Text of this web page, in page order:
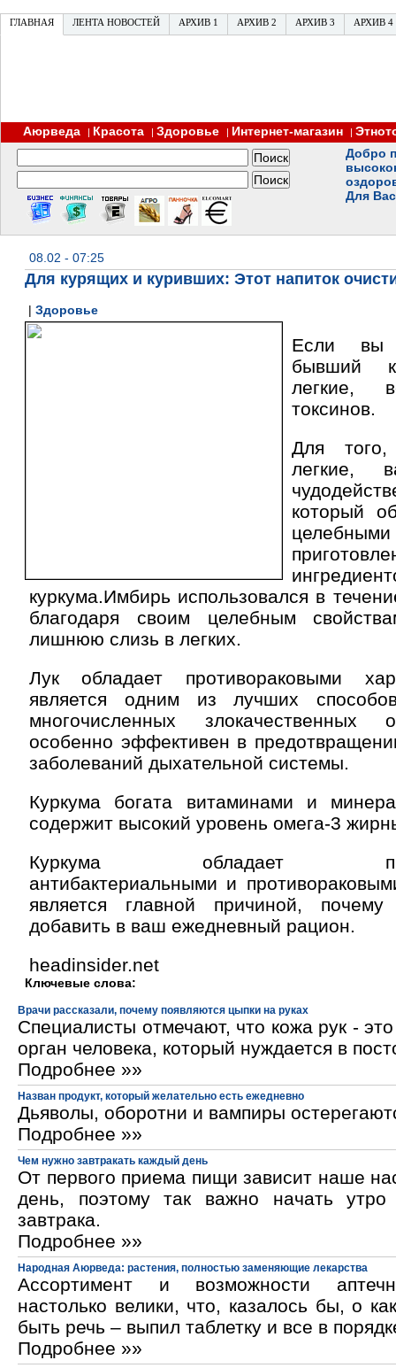
ГЛАВНАЯ ЛЕНТА НОВОСТЕЙ АРХИВ 1 АРХИВ 2 АРХИВ 3 АРХИВ 4
Аюрведа | Красота | Здоровье | Интернет-магазин |
Добро
Для
08.02 - 07:25
Для курящих и куривших: Этот напиток
| Здоровье
Если вы
бывший
легкие,
токсинов.
Для того,
легкие,
который
куркума.Имбирь использовался в
благодаря своим целебным
лишнюю слизь в легких.
Лук обладает противораковыми
является одним из лучших
многочисленных злокачественных
особенно эффективен в
заболеваний дыхательной системы.
Куркума богата витаминами и
содержит высокий уровень омега-3
Куркума обладает
антибактериальными и
является главной причиной, почему
добавить в ваш ежедневный рацион.
headinsider.net
Ключевые слова:
Врачи рассказали, почему появляются цыпки на руках
Специалисты отмечают, что кожа рук -
орган человека, который нуждается в
Подробнее »»
Назван продукт, который желательно есть ежедневно
Дьяволы, оборотни и вампиры
Подробнее »»
Чем нужно завтракать каждый день
От первого приема пищи зависит наше
день, поэтому так важно начать утро
завтрака.
Подробнее »»
Народная Аюрведа: растения, полностью заменяющие лекарства
Ассортимент и возможности
настолько велики, что, казалось бы, о
быть речь – выпил таблетку и все в
Подробнее »»